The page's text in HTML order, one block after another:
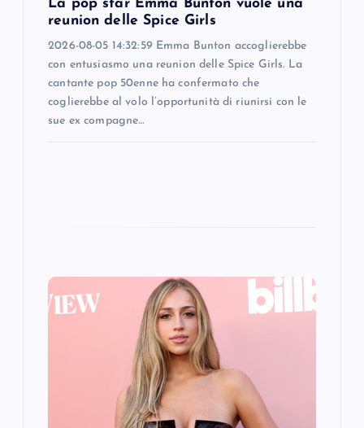
La pop star Emma Bunton vuole una
reunion delle Spice Girls
2026-08-05 14:32:59 Emma Bunton accoglierebbe
con entusiasmo una reunion delle Spice Girls. La
cantante pop 50enne ha confermato che
coglierebbe al volo l’opportunità di riunirsi con le
sue ex compagne…